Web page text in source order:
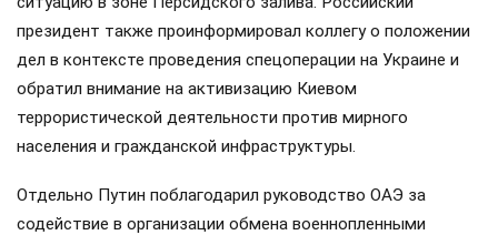
президент также проинформировал коллегу о положении
дел в контексте проведения спецоперации на Украине и
обратил внимание на активизацию Киевом
террористической деятельности против мирного
населения и гражданской инфраструктуры.
Отдельно Путин поблагодарил руководство ОАЭ за
содействие в организации обмена военнопленными